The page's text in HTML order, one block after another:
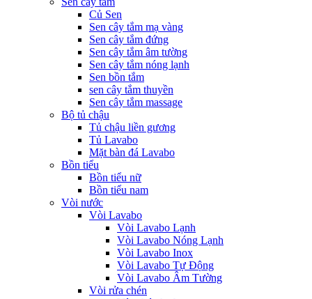
Củ Sen
Sen cây tắm mạ vàng
Sen cây tắm đứng
Sen cây tắm âm tường
Sen cây tắm nóng lạnh
Sen bồn tắm
sen cây tắm thuyền
Sen cây tắm massage
Bộ tủ chậu
Tủ chậu liền gương
Tủ Lavabo
Mặt bàn đá Lavabo
Bồn tiểu
Bồn tiểu nữ
Bồn tiểu nam
Vòi nước
Vòi Lavabo
Vòi Lavabo Lạnh
Vòi Lavabo Nóng Lạnh
Vòi Lavabo Inox
Vòi Lavabo Tự Động
Vòi Lavabo Âm Tường
Vòi rửa chén